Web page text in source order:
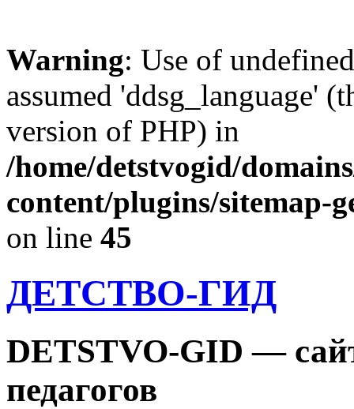
Warning: Use of
assumed 'ddsg_language'
version of PHP) in
/home/detstvogid/
content/plugins/sitemap-
on line 45
ДЕТСТВО-ГИД
DETSTVO-GID —
педагогов